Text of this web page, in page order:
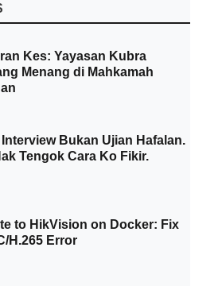
Kes: Yayasan Kubra
Menang di Mahkamah
Interview Bukan Ujian Hafalan.
Tengok Cara Ko Fikir.
to HikVision on Docker: Fix
H.265 Error